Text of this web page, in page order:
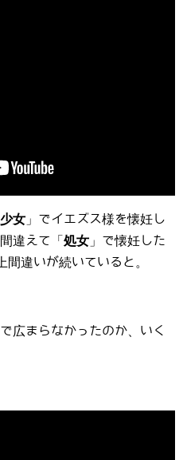
少女 」でイエズス様を懐妊し
違えて「 処女 」で懐妊した
違いが続いていると。
広まらなかったのか、いく